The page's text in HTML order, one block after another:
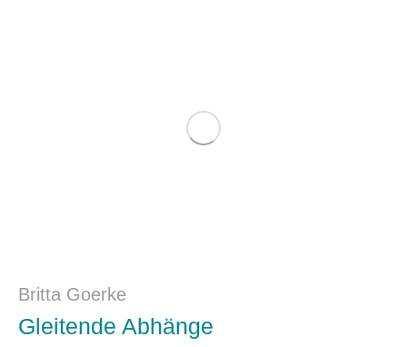
Britta Goerke
Gleitende Abhänge